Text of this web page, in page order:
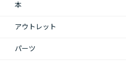
本
アウトレット
パーツ